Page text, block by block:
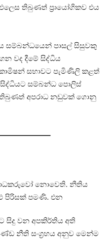
තිබුණත් ප්‍රායෝගිකව එය
සම්බන්ධයෙන් පාසල් සිසුවකු
වද දීමේ සිද්ධිය
සභාවට පැමිණිලි කළත්
සම්බන්ධ පොලිස්
තිබුණත් අපරාධ නඩුවක් ගොනු
නොවෙති. නීතිය
පිරිසක් පමණි. එන
සිදු වන අපකිර්තිය අති
නීති සංග්‍රහය අනුව මෙන්ම